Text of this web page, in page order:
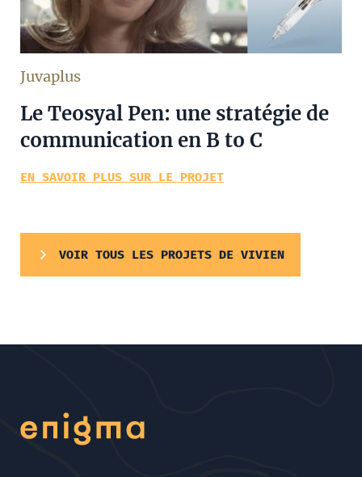
Juvaplus
Le Teosyal Pen: une stratégie de
communication en B to C
EN SAVOIR PLUS SUR LE PROJET
VOIR TOUS LES PROJETS DE VIVIEN